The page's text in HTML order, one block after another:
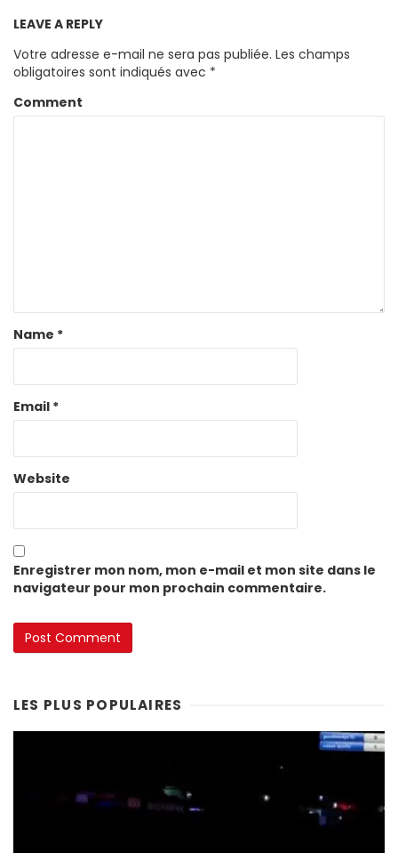
LEAVE A REPLY
Votre adresse e-mail ne sera pas publiée. Les champs
obligatoires sont indiqués avec *
Comment
Name *
Email *
Website
Enregistrer mon nom, mon e-mail et mon site dans le
navigateur pour mon prochain commentaire.
LES PLUS POPULAIRES